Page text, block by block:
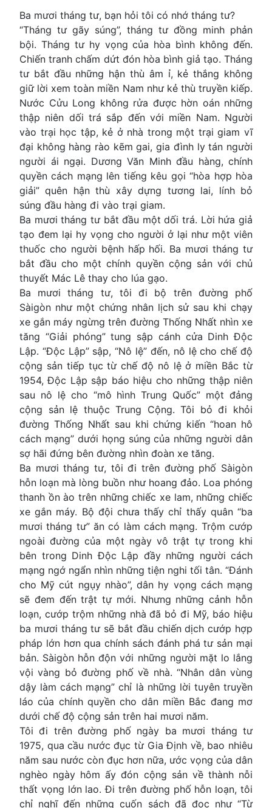
Ba mươi tháng tư, bạn hỏi tôi có nhớ tháng tư?
“Tháng tư gãy súng”, tháng tư đồng minh phản
bội. Tháng tư hy vọng của hòa bình không đến.
Chiến tranh chấm dứt đón hòa bình giả tạo. Tháng
tư bắt đầu những hận thù âm ỉ, kẻ thắng không
giữ lời xem toàn miền Nam như kẻ thù truyền kiếp.
Nước Cửu Long không rửa được hờn oán những
thập niên dối trá sắp đến với miền Nam. Người
vào trại học tập, kẻ ở nhà trong một trại giam vĩ
đại không hàng rào kẽm gai, gia đình ly tán người
người ái ngại. Dương Văn Minh đầu hàng, chính
quyền cách mạng lên tiếng kêu gọi “hòa hợp hòa
giải” quên hận thù xây dựng tương lai, lính bỏ
súng đầu hàng đi vào trại giam.
Ba mươi tháng tư bắt đầu một dối trá. Lời hứa giả
tạo đem lại hy vọng cho người ở lại như một viên
thuốc cho người bệnh hấp hối. Ba mươi tháng tư
bắt đầu cho một chính quyền cộng sản với chủ
thuyết Mác Lê thay cho lúa gạo.
Ba mươi tháng tư, tôi đi bộ trên đường phố
Sàigòn như một chứng nhân lịch sử sau khi chạy
xe gắn máy ngừng trên đường Thống Nhất nhìn xe
tăng “Giải phóng” tung sập cánh cửa Dinh Độc
Lập. “Độc Lập” sập, “Nô lệ” đến, nô lệ cho chế độ
cộng sản tiếp tục từ chế độ nô lệ ở miền Bắc từ
1954, Độc Lập sập báo hiệu cho những thập niên
sau nô lệ cho “mô hình Trung Quốc” một đảng
cộng sản lệ thuộc Trung Cộng. Tôi bỏ đi khỏi
đường Thống Nhất sau khi chứng kiến “hoan hô
cách mạng” dưới họng súng của những người dân
sợ hãi đứng bên đường nhìn đoàn xe tăng.
Ba mươi tháng tư, tôi đi trên đường phố Sàigòn
hỗn loạn mà lòng buồn như hoang đảo. Loa phóng
thanh ồn ào trên những chiếc xe lam, những chiếc
xe gắn máy. Bộ đội chưa thấy chỉ thấy quân “ba
mươi tháng tư” ăn có làm cách mạng. Trộm cướp
ngoài đường của một ngày vô trật tự trong khi
bên trong Dinh Độc Lập đầy những người cách
mạng ngớ ngẩn nhìn những tiện nghi tối tân. “Đánh
cho Mỹ cút ngụy nhào”, dân hy vọng cách mạng
sẽ đem đến trật tự mới. Nhưng những cảnh hỗn
loạn, cướp trộm những nhà đã bỏ đi Mỹ, báo hiệu
ba mươi tháng tư sẽ bắt đầu chiến dịch cướp hợp
pháp lớn hơn qua chính sách đánh phá tư sản mại
bản. Sàigòn hỗn độn với những người mặt lo lắng
vội vàng bỏ đường phố về nhà. “Nhân dân vùng
dậy làm cách mạng” chỉ là những lời tuyên truyền
láo của chính quyền cho dân miền Bắc đang mơ
dưới chế độ cộng sản trên hai mươi năm.
Tôi đi trên đường phố ngày ba mươi tháng tư
1975, qua cầu nước đục từ Gia Định về, bao nhiêu
năm sau nước còn đục hơn nữa, ước vọng của dân
nghèo ngày hôm ấy đón cộng sản về thành nỗi
thất vọng lớn lao. Đi trên đường phố hỗn loạn, tôi
chỉ nghĩ đến những cuốn sách đã đọc như “Từ